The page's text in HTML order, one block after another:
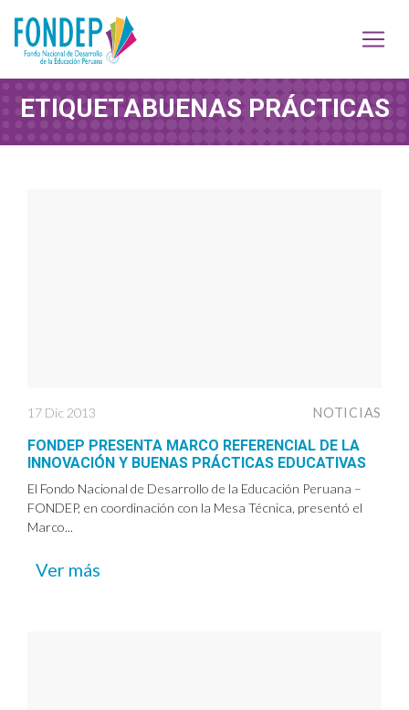
ETIQUETABUENAS PRÁCTICAS
17 Dic 2013 NOTICIAS
FONDEP PRESENTA MARCO REFERENCIAL DE LA
INNOVACIÓN Y BUENAS PRÁCTICAS EDUCATIVAS
El Fondo Nacional de Desarrollo de la Educación Peruana –
FONDEP, en coordinación con la Mesa Técnica, presentó el
Marco...
Ver más